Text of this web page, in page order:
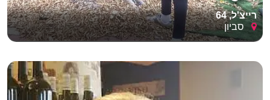
רייצ'ל, 64
סביון